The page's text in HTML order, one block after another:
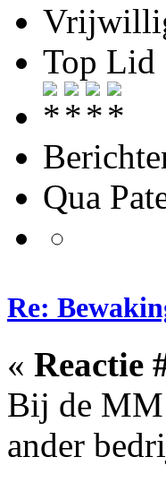
Top Lid
Qua
Re:
« Reactie
Bij de MM
ander